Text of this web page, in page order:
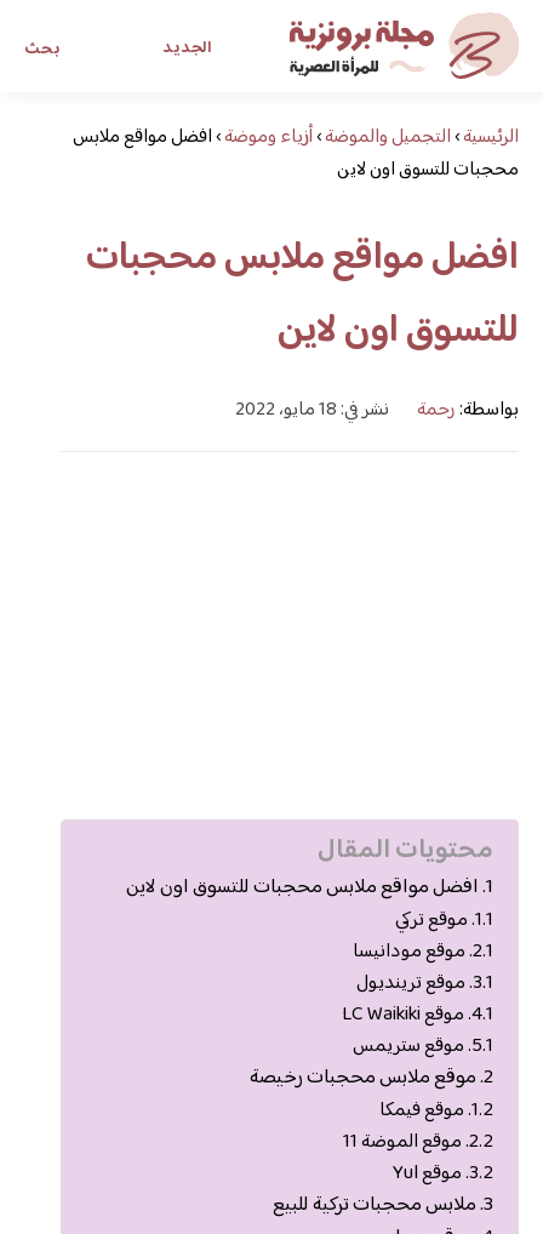
بحث الجديد
مجلة برونزية للفتاة العصريةالرئيسية›التجميل والموضة›أزياء وموضة›افضل مواقع ملابس
محجبات للتسوق اون لاين
افضل مواقع ملابس محجبات
للتسوق اون لاين
بواسطة:رحمة نشر في: 18 مايو، 2022
محتويات المقال
افضل مواقع ملابس محجبات للتسوق اون لاين
موقع تركي
موقع مودانيسا
موقع ترينديول
موقع LC Waikiki
موقع ستريمس
موقع ملابس محجبات رخيصة
موقع فيمكا
موقع الموضة 11
موقع Yul
ملابس محجبات تركية للبيع